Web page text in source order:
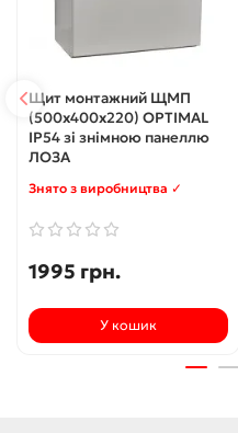
Щит монтажний ЩМП
(500х400х220) OPTIMAL
IP54 зі знімною панеллю
ЛОЗА
Знято з виробництва ✓
1995 грн.
У кошик